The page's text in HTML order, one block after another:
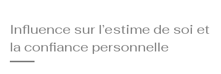
Influence sur l’estime de soi et
la confiance personnelle